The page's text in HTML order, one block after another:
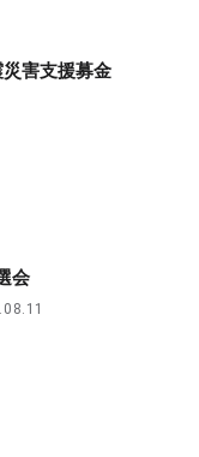
害支援募金
会